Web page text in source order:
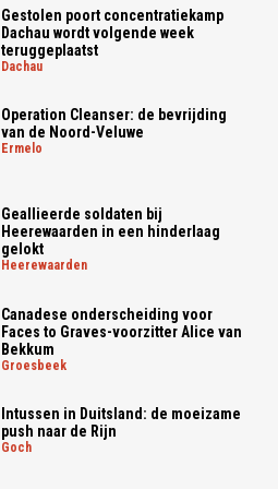
Gestolen poort concentratiekamp
Dachau wordt volgende week
teruggeplaatst
dachau
Operation Cleanser: de bevrijding
van de Noord-Veluwe
ermelo
Geallieerde soldaten bij
Heerewaarden in een hinderlaag
gelokt
heerewaarden
Canadese onderscheiding voor
Faces to Graves-voorzitter Alice van
Bekkum
groesbeek
Intussen in Duitsland: de moeizame
push naar de Rijn
goch